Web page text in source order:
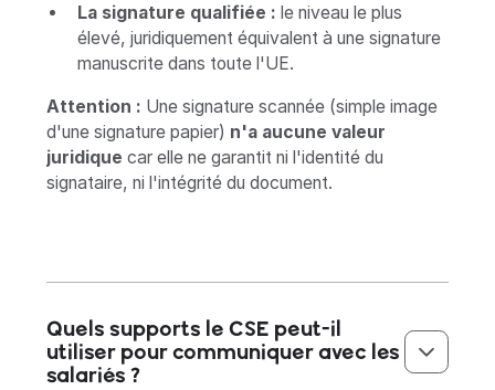
La signature qualifiée : le niveau le plus
élevé, juridiquement équivalent à une signature
manuscrite dans toute l'UE.
Attention : Une signature scannée (simple image
d'une signature papier) n'a aucune valeur
juridique car elle ne garantit ni l'identité du
signataire, ni l'intégrité du document.
Quels supports le CSE peut-il
utiliser pour communiquer avec les
salariés ?‍